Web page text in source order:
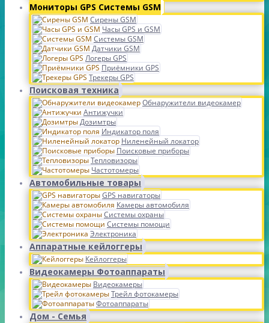
Мониторы GPS Системы GSM
Сирены GSM
Часы GPS и GSM
Системы GSM
Датчики GSM
Логеры GPS
Приёмники GPS
Трекеры GPS
Поисковая техника
Обнаружители видеокамер
Антижучки
Дозимтры
Индикатор поля
Ниленейный локатор
Поисковые приборы
Тепловизоры
Частотомеры
Автомобильные товары
GPS навигаторы
Камеры автомобиля
Системы охраны
Системы помощи
Электроника
Аппаратные кейлоггеры
Кейлоггеры
Видеокамеры Фотоаппараты
Видеокамеры
Трейл фотокамеры
Фотоаппараты
Дом - Семья